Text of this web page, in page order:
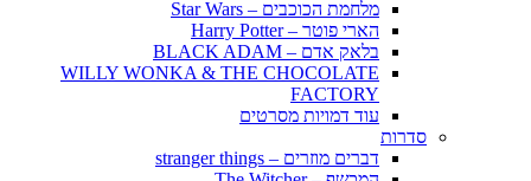
מלחמת הכוכבים – Star Wars
הארי פוטר – Harry Potter
בלאק אדם – BLACK ADAM
WILLY WONKA & THE CHOCOLATE
FACTORY
עוד דמויות מסרטים
סדרות
דברים מוזרים – stranger things